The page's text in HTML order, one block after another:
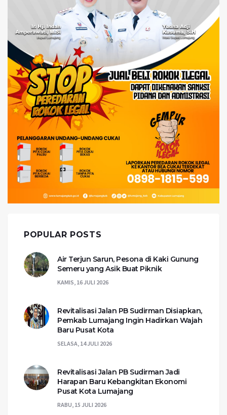
POPULAR POSTS
Air Terjun Sarun, Pesona di Kaki Gunung
Semeru yang Asik Buat Piknik
KAMIS, 16 JULI 2026
Revitalisasi Jalan PB Sudirman Disiapkan,
Pemkab Lumajang Ingin Hadirkan Wajah
Baru Pusat Kota
SELASA, 14 JULI 2026
Revitalisasi Jalan PB Sudirman Jadi
Harapan Baru Kebangkitan Ekonomi
Pusat Kota Lumajang
RABU, 15 JULI 2026